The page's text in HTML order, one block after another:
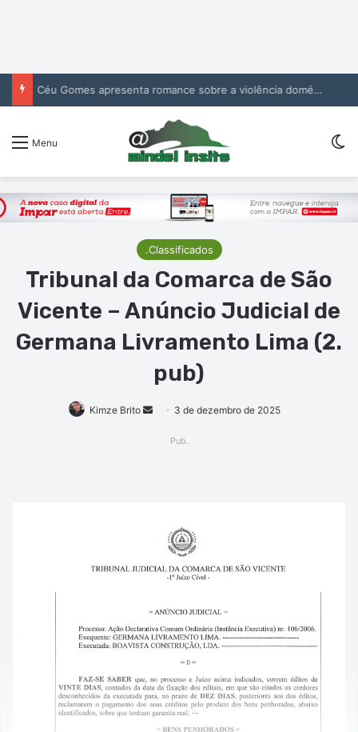
Céu Gomes apresenta romance sobre a violência doméstica no CCM
Menu
.Classificados
Tribunal da Comarca de São
Vicente – Anúncio Judicial de
Germana Livramento Lima (2.
pub)
Kimze Brito
Mande3 de dezembro de 2025
Pub.